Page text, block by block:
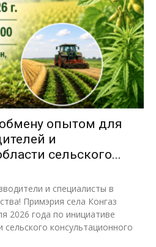
опытом для
и
сельского...
и специалисты в
Примэрия села Конгаз
2026 года по инициативе
сельского консультационного